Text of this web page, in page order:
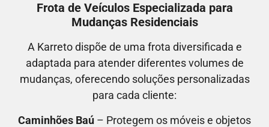
Frota de Veículos Especializada para
Mudanças Residenciais
A Karreto dispõe de uma frota diversificada e
adaptada para atender diferentes volumes de
mudanças, oferecendo soluções personalizadas
para cada cliente:
Caminhões Baú – Protegem os móveis e objetos